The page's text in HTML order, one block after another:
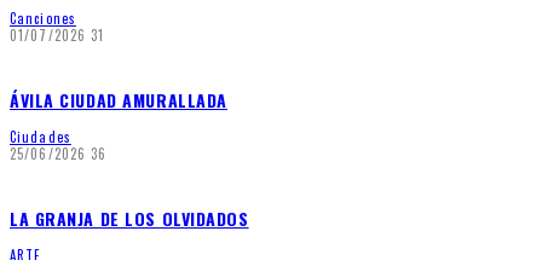
Canciones
01/07/2026 31
ÁVILA CIUDAD AMURALLADA
Ciudades
25/06/2026 36
LA GRANJA DE LOS OLVIDADOS
ARTE